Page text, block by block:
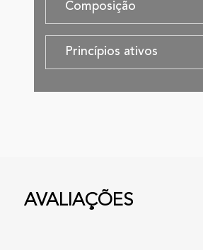
Composição
Princípios ativos
AVALIAÇÕES